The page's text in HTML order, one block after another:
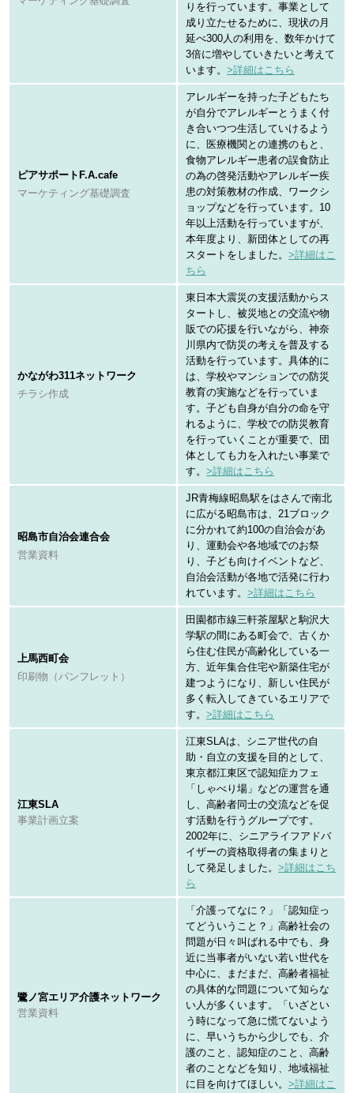
りを行っています。事業として
成り立たせるために、現状の月
延べ300人の利用を、数年かけて
3倍に増やしていきたいと考えて
います。 >詳細はこちら
ピアサポートF.A.cafe
マーケティング基礎調査
アレルギーを持った子どもたち
が自分でアレルギーとうまく付
き合いつつ生活していけるよう
に、医療機関との連携のもと、
食物アレルギー患者の誤食防止
の為の啓発活動やアレルギー疾
患の対策教材の作成、ワークシ
ョップなどを行っています。10
年以上活動を行っていますが、
本年度より、新団体としての再
スタートをしました。 >詳細はこ
ちら
かながわ311ネットワーク
チラシ作成
東日本大震災の支援活動からス
タートし、被災地との交流や物
販での応援を行いながら、神奈
川県内で防災の考えを普及する
活動を行っています。具体的に
は、学校やマンションでの防災
教育の実施などを行っていま
す。子ども自身が自分の命を守
れるように、学校での防災教育
を行っていくことが重要で、団
体としても力を入れたい事業で
す。 >詳細はこちら
昭島市自治会連合会
営業資料
JR青梅線昭島駅をはさんで南北
に広がる昭島市は、21ブロック
に分かれて約100の自治会があ
り、運動会や各地域でのお祭
り、子ども向けイベントなど、
自治会活動が各地で活発に行わ
れています。 >詳細はこちら
上馬西町会
印刷物（パンフレット）
田園都市線三軒茶屋駅と駒沢大
学駅の間にある町会で、古くか
ら住む住民が高齢化している一
方、近年集合住宅や新築住宅が
建つようになり、新しい住民が
多く転入してきているエリアで
す。 >詳細はこちら
江東SLA
事業計画立案
江東SLAは、シニア世代の自
助・自立の支援を目的として、
東京都江東区で認知症カフェ
「しゃべり場」などの運営を通
し、高齢者同士の交流などを促
す活動を行うグループです。
2002年に、シニアライフアドバ
イザーの資格取得者の集まりと
して発足しました。 >詳細はこち
ら
鷺ノ宮エリア介護ネットワーク
営業資料
「介護ってなに？」「認知症っ
てどういうこと？」高齢社会の
問題が日々叫ばれる中でも、身
近に当事者がいない若い世代を
中心に、まだまだ、高齢者福祉
の具体的な問題について知らな
い人が多くいます。「いざとい
う時になって急に慌てないよう
に、早いうちから少しでも、介
護のこと、認知症のこと、高齢
者のことなどを知り、地域福祉
に目を向けてほしい。 >詳細はこ